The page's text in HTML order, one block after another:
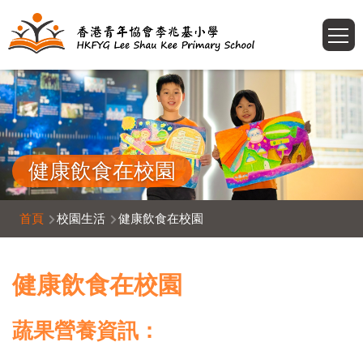
移至主內容
健康飲食在校園
導
航
連
結
首頁 校園生活 健康飲食在校園
健康飲食在校園
蔬果營養資訊：